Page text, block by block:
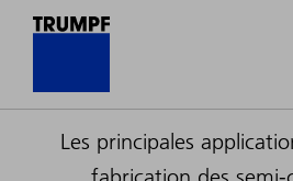
Les principales